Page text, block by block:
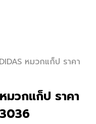
หมวกแก็ป ราคา
มวกแก็ป ราคา